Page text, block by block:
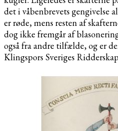
det i våbenbrevets gengivelse
er røde, mens resten af
dog ikke fremgår af
også fra andre tilfælde, og er
Klingspors Sveriges